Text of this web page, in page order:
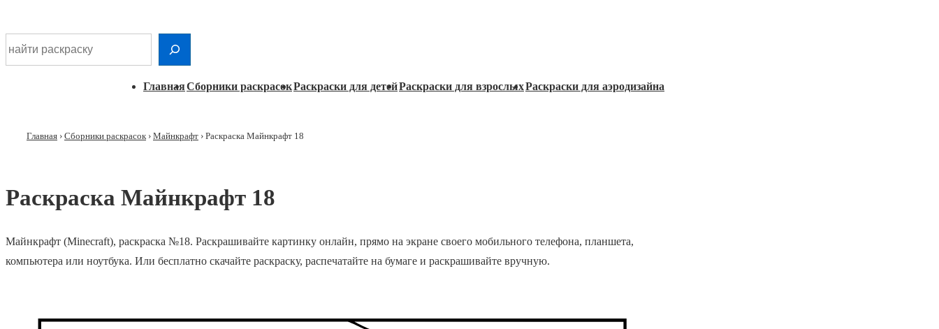
Перейти
к
ГлавнаяСборники раскрасокРаскраски для детейРаскраски для взрослыхРаскраски для аэродизайна
Главная › Сборники раскрасок › Майнкрафт › Раскраска Майнкрафт 18
Раскраска Майнкрафт 18
Майнкрафт (Minecraft), раскраска №18. Раскрашивайте картинку онлайн, прямо на экране своего мобильного телефона, планшета,
компьютера или ноутбука. Или бесплатно скачайте раскраску, распечатайте на бумаге и раскрашивайте вручную.